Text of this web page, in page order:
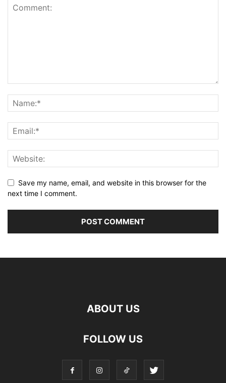
Save my name, email, and website in this browser for the
next time I comment.
ABOUT US
FOLLOW US